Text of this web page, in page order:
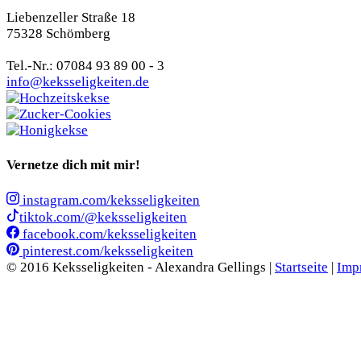
Liebenzeller Straße 18
75328 Schömberg
Tel.-Nr.: 07084 93 89 00 - 3
info@keksseligkeiten.de
Vernetze dich mit mir!
instagram.com/keksseligkeiten
tiktok.com/@keksseligkeiten
facebook.com/keksseligkeiten
pinterest.com/keksseligkeiten
© 2016 Keksseligkeiten - Alexandra Gellings | Startseite |